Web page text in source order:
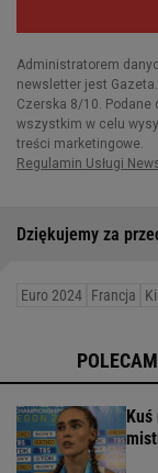
Dziękujemy za
Euro 2024 Francja